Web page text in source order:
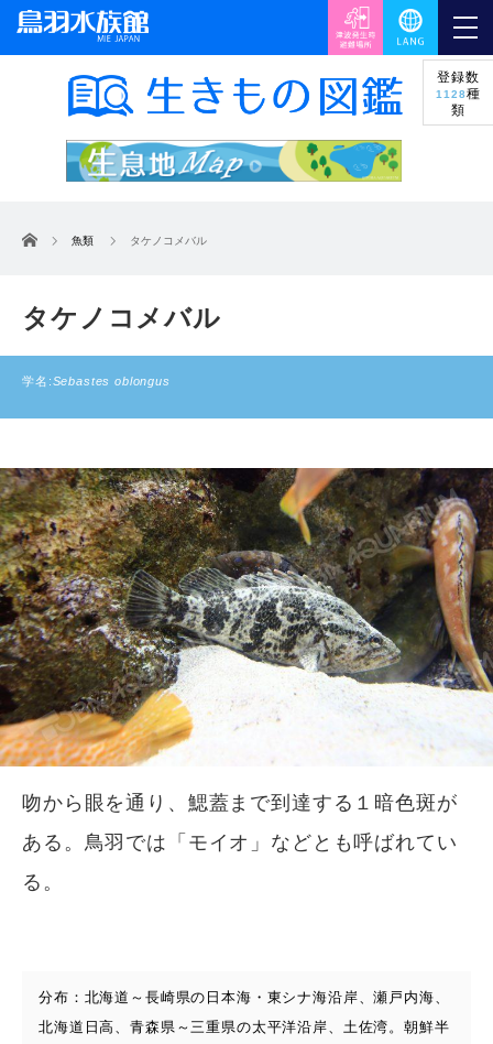
登録数
1128種
類
ホーム 魚類 タケノコメバル
タケノコメバル
学名:Sebastes oblongus
吻から眼を通り、鰓蓋まで到達する１暗色斑が
ある。鳥羽では「モイオ」などとも呼ばれてい
る。
分布：北海道～長崎県の日本海・東シナ海沿岸、瀬戸内海、
北海道日高、青森県～三重県の太平洋沿岸、土佐湾。朝鮮半